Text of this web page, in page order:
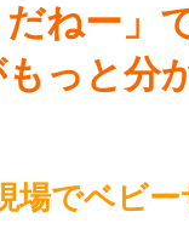
だねー」
っと分
場でベビー